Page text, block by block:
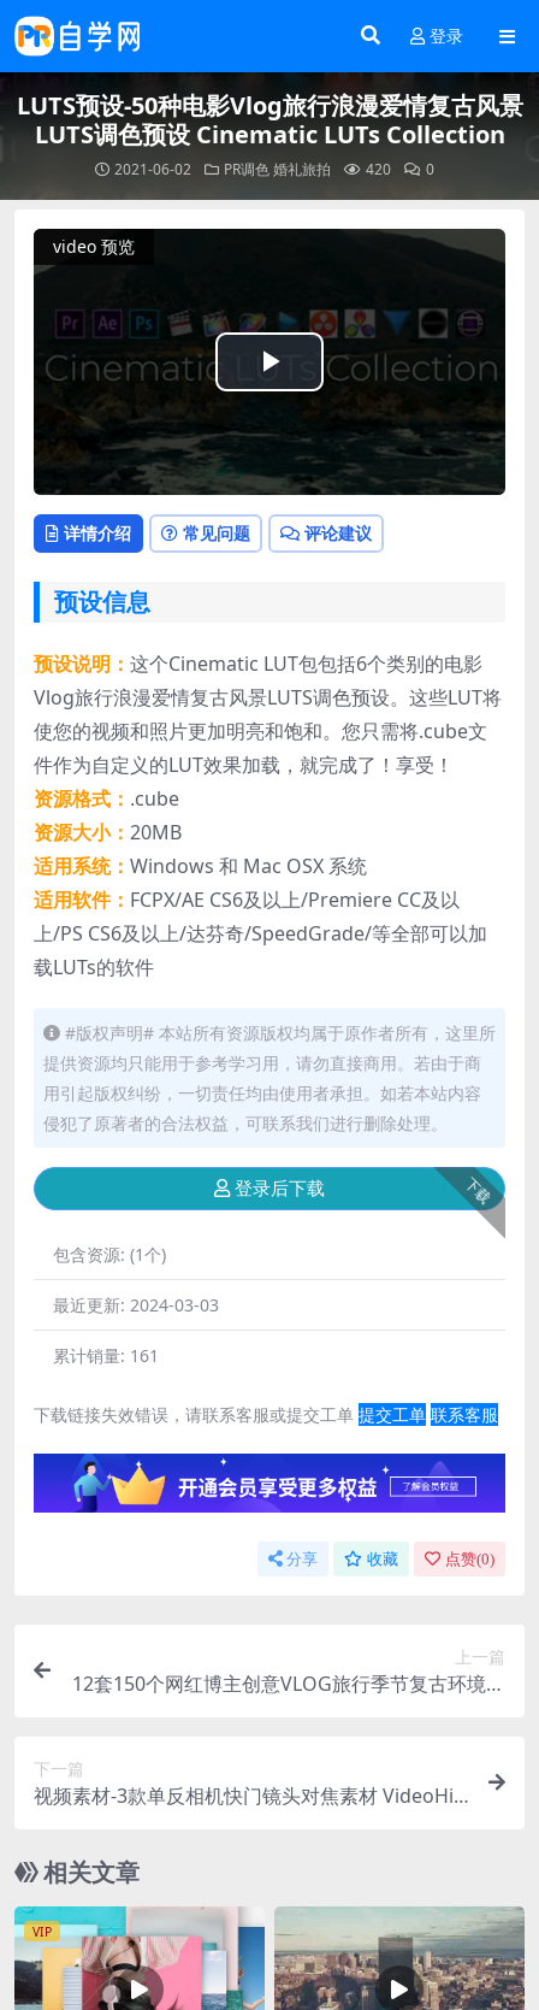
登录
LUTS预设-50种电影Vlog旅行浪漫爱情复古风景
LUTS调色预设 Cinematic LUTs Collection
2021-06-02 PR调色婚礼旅拍 420 0
video 预览
Play
Video
详情介绍 常见问题 评论建议
预设信息
预设说明： 这个Cinematic LUT包包括6个类别的电影
Vlog旅行浪漫爱情复古风景LUTS调色预设。这些LUT将
使您的视频和照片更加明亮和饱和。您只需将.cube文
件作为自定义的LUT效果加载，就完成了！享受！
资源格式： .cube
资源大小： 20MB
适用系统： Windows 和 Mac OSX 系统
适用软件： FCPX/AE CS6及以上/Premiere CC及以
上/PS CS6及以上/达芬奇/SpeedGrade/等全部可以加
载LUTs的软件
#版权声明# 本站所有资源版权均属于原作者所有，这里所
提供资源均只能用于参考学习用，请勿直接商用。若由于商
用引起版权纠纷，一切责任均由使用者承担。如若本站内容
侵犯了原著者的合法权益，可联系我们进行删除处理。
下载
登录后下载
包含资源: (1个)
最近更新: 2024-03-03
累计销量: 161
下载链接失效错误，请联系客服或提交工单 提交工单 联系客服
分享 收藏 点赞(0)
上一篇
12套150个网红博主创意VLOG旅行季节复古环境人
下一篇
视频素材-3款单反相机快门镜头对焦素材 VideoHiv
相关文章
VIP